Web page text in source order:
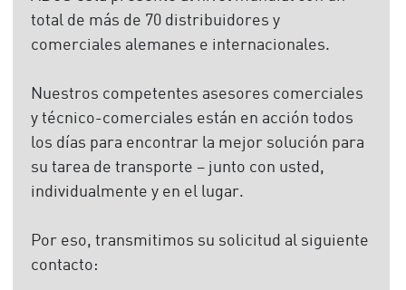
total de más de 70 distribuidores y
comerciales alemanes e internacionales.
Nuestros competentes asesores comerciales
y técnico-comerciales están en acción todos
los días para encontrar la mejor solución para
su tarea de transporte – junto con usted,
individualmente y en el lugar.
Por eso, transmitimos su solicitud al siguiente
contacto: